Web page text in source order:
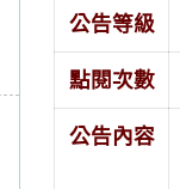
公告等級
點閱次數
公告內容